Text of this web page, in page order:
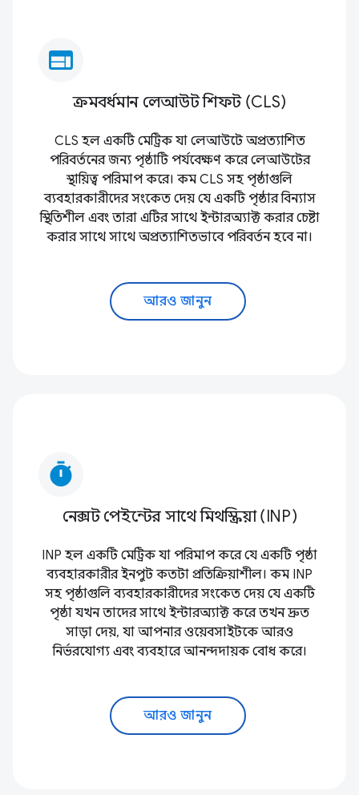
web
ক্রমবর্ধমান লেআউট শিফট (CLS)
CLS হল একটি মেট্রিক যা লেআউটে অপ্রত্যাশিত
পরিবর্তনের জন্য পৃষ্ঠাটি পর্যবেক্ষণ করে লেআউটের
স্থায়িত্ব পরিমাপ করে। কম CLS সহ পৃষ্ঠাগুলি
ব্যবহারকারীদের সংকেত দেয় যে একটি পৃষ্ঠার বিন্যাস
স্থিতিশীল এবং তারা এটির সাথে ইন্টারঅ্যাক্ট করার চেষ্টা
করার সাথে সাথে অপ্রত্যাশিতভাবে পরিবর্তন হবে না।
আরও জানুন
timer
নেক্সট পেইন্টের সাথে মিথস্ক্রিয়া (INP)
INP হল একটি মেট্রিক যা পরিমাপ করে যে একটি পৃষ্ঠা
ব্যবহারকারীর ইনপুট কতটা প্রতিক্রিয়াশীল। কম INP
সহ পৃষ্ঠাগুলি ব্যবহারকারীদের সংকেত দেয় যে একটি
পৃষ্ঠা যখন তাদের সাথে ইন্টারঅ্যাক্ট করে তখন দ্রুত
সাড়া দেয়, যা আপনার ওয়েবসাইটকে আরও
নির্ভরযোগ্য এবং ব্যবহারে আনন্দদায়ক বোধ করে।
আরও জানুন